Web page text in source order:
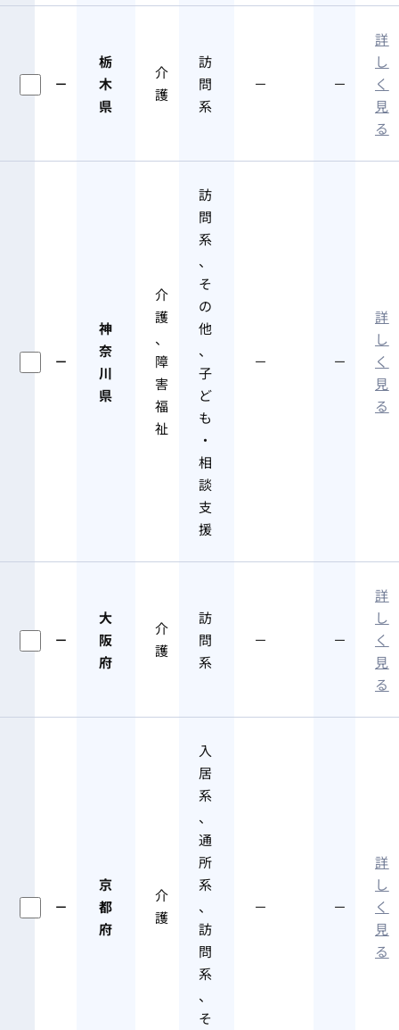
－
栃
木
県
介
護
訪
問
系
－ －
詳
し
く
見
る
－
神
奈
川
県
介
護
、
障
害
福
祉
訪
問
系
、
そ
の
他
、
子
ど
も
・
相
談
支
援
－ －
詳
し
く
見
る
－
大
阪
府
介
護
訪
問
系
－ －
詳
し
く
見
る
－
京
都
府
介
護
入
居
系
、
通
所
系
、
訪
問
系
、
そ
－ －
詳
し
く
見
る